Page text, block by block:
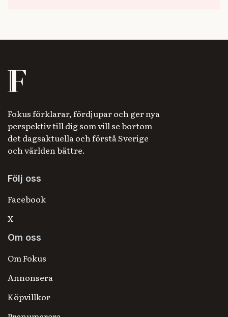
Fokus förklarar, fördjupar och ger nya
perspektiv till dig som vill se bortom
det dagsaktuella och förstå Sverige
och världen bättre.
Följ oss
Facebook
X
Om oss
Om Fokus
Annonsera
Köpvillkor